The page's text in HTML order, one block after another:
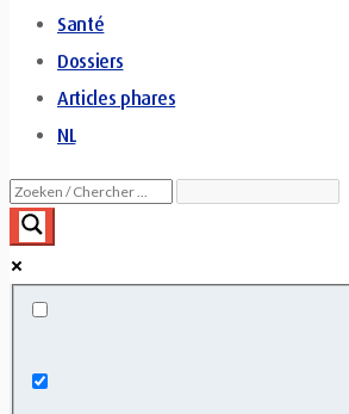
Santé
Dossiers
Articles phares
NL